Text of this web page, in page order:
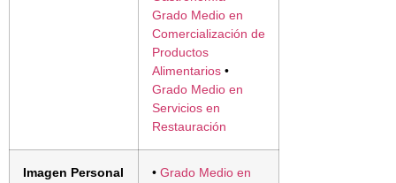
Grado Medio en
Comercialización de
Productos
Alimentarios •
Grado Medio en
Servicios en
Restauración
Imagen Personal • Grado Medio en